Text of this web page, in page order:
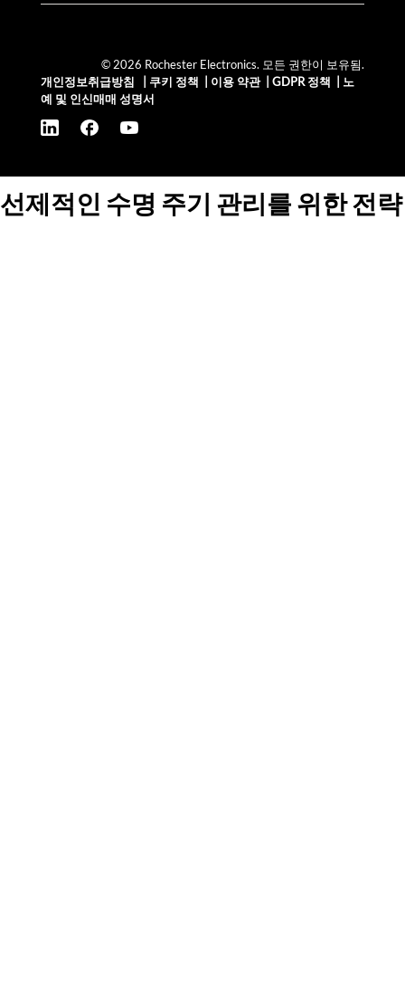
© 2026 Rochester Electronics. 모든 권한이 보유됨.
개인정보취급방침
쿠키 정책 이용 약관| GDPR 정책
노
예 및 인신매매 성명서
선제적인 수명 주기 관리를 위한 전략